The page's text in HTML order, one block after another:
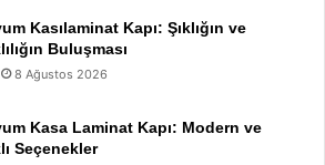
Kasılaminat Kapı: Şıklığın ve
Buluşması
8 Ağustos 2026
Kasa Laminat Kapı: Modern ve
Seçenekler